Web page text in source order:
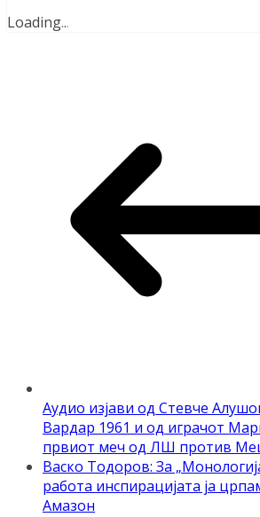
Loading...
Аудио изјави од Стевче
Вардар 1961 и од играчот
првиот меч од ЛШ против
Васко Тодоров: За
работа инспирацијата ја
Амазон